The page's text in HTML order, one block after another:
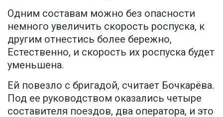
Одним составам можно без опасности
немного увеличить скорость роспуска, к
другим отнестись более бережно,
Естественно, и скорость их роспуска будет
уменьшена.
Ей повезло с бригадой, считает Бочкарёва.
Под ее руководством оказались четыре
составителя поездов, два оператора, и это